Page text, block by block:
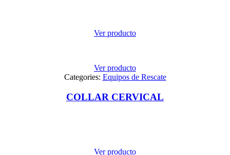
Ver producto
Ver producto
Categories: Equipos de Rescate
COLLAR CERVICAL
Ver producto